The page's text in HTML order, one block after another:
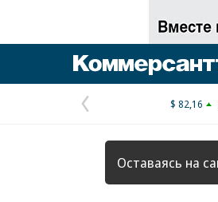
Предыдущая
страница
$ 82,16
Оставаясь на